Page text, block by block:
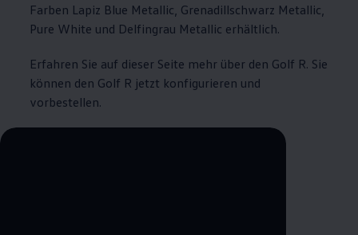
Farben Lapiz Blue Metallic, Grenadillschwarz Metallic,
Pure White und Delfingrau Metallic erhältlich.
Erfahren Sie auf dieser Seite mehr über den Golf R. Sie
können den Golf R jetzt konfigurieren und
vorbestellen.